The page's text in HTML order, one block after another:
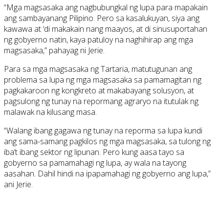
“Mga magsasaka ang nagbubungkal ng lupa para mapakain
ang sambayanang Pilipino. Pero sa kasalukuyan, siya ang
kawawa at ‘di makakain nang maayos, at di sinusuportahan
ng gobyerno natin, kaya patuloy na naghihirap ang mga
magsasaka,” pahayag ni Jerie.
Para sa mga magsasaka ng Tartaria, matutugunan ang
problema sa lupa ng mga magsasaka sa pamamagitan ng
pagkakaroon ng kongkreto at makabayang solusyon, at
pagsulong ng tunay na repormang agraryo na itutulak ng
malawak na kilusang masa.
“Walang ibang gagawa ng tunay na reporma sa lupa kundi
ang sama-samang pagkilos ng mga magsasaka, sa tulong ng
iba’t ibang sektor ng lipunan. Pero kung aasa tayo sa
gobyerno sa pamamahagi ng lupa, ay wala na tayong
aasahan. Dahil hindi na ipapamahagi ng gobyerno ang lupa,”
ani Jerie.